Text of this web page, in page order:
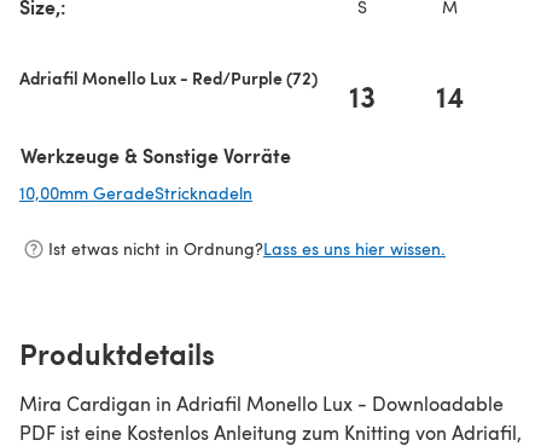
Size,: S M
Adriafil Monello Lux - Red/Purple (72) 13 14
Werkzeuge & Sonstige Vorräte
10,00mm GeradeStricknadeln
Ist etwas nicht in Ordnung?Lass es uns hier wissen.
Produktdetails
Mira Cardigan in Adriafil Monello Lux - Downloadable
PDF ist eine Kostenlos Anleitung zum Knitting von Adriafil,